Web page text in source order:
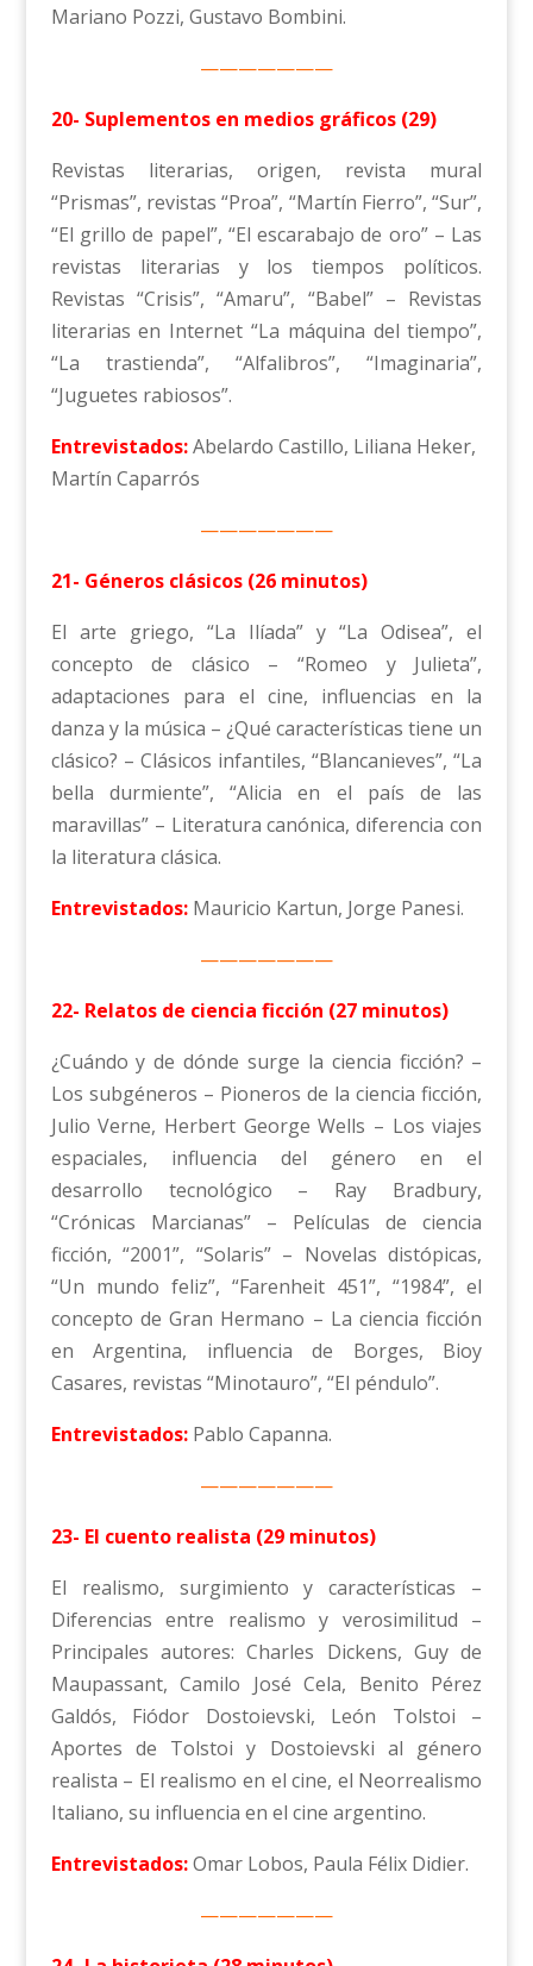
Mariano Pozzi, Gustavo Bombini.
———————
20- Suplementos en medios gráficos (29)
Revistas literarias, origen, revista mural
“Prismas”, revistas “Proa”, “Martín Fierro”, “Sur”,
“El grillo de papel”, “El escarabajo de oro” – Las
revistas literarias y los tiempos políticos.
Revistas “Crisis”, “Amaru”, “Babel” – Revistas
literarias en Internet “La máquina del tiempo”,
“La trastienda”, “Alfalibros”, “Imaginaria”,
“Juguetes rabiosos”.
Entrevistados:Abelardo Castillo, Liliana Heker,
Martín Caparrós
———————
21- Géneros clásicos (26 minutos)
El arte griego, “La Ilíada” y “La Odisea”, el
concepto de clásico – “Romeo y Julieta”,
adaptaciones para el cine, influencias en la
danza y la música – ¿Qué características tiene un
clásico? – Clásicos infantiles, “Blancanieves”, “La
bella durmiente”, “Alicia en el país de las
maravillas” – Literatura canónica, diferencia con
la literatura clásica.
Entrevistados:Mauricio Kartun, Jorge Panesi.
———————
22- Relatos de ciencia ficción (27 minutos)
¿Cuándo y de dónde surge la ciencia ficción? –
Los subgéneros – Pioneros de la ciencia ficción,
Julio Verne, Herbert George Wells – Los viajes
espaciales, influencia del género en el
desarrollo tecnológico – Ray Bradbury,
“Crónicas Marcianas” – Películas de ciencia
ficción, “2001”, “Solaris” – Novelas distópicas,
“Un mundo feliz”, “Farenheit 451”, “1984”, el
concepto de Gran Hermano – La ciencia ficción
en Argentina, influencia de Borges, Bioy
Casares, revistas “Minotauro”, “El péndulo”.
Entrevistados:Pablo Capanna.
———————
23- El cuento realista (29 minutos)
El realismo, surgimiento y características –
Diferencias entre realismo y verosimilitud –
Principales autores: Charles Dickens, Guy de
Maupassant, Camilo José Cela, Benito Pérez
Galdós, Fiódor Dostoievski, León Tolstoi –
Aportes de Tolstoi y Dostoievski al género
realista – El realismo en el cine, el Neorrealismo
Italiano, su influencia en el cine argentino.
Entrevistados:Omar Lobos, Paula Félix Didier.
———————